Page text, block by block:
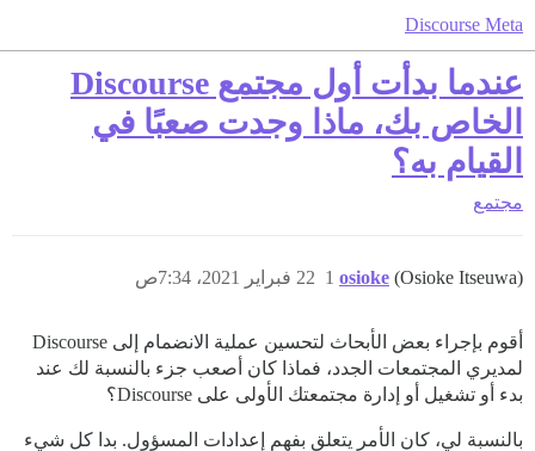
Discourse Meta
عندما بدأت أول مجتمع Discourse
الخاص بك، ماذا وجدت صعبًا في
القيام به؟
مجتمع
osioke (Osioke Itseuwa) 22 فبراير 2021، 7:34ص 1
أقوم بإجراء بعض الأبحاث لتحسين عملية الانضمام إلى Discourse
لمديري المجتمعات الجدد، فماذا كان أصعب جزء بالنسبة لك عند
بدء أو تشغيل أو إدارة مجتمعتك الأولى على Discourse؟
بالنسبة لي، كان الأمر يتعلق بفهم إعدادات المسؤول. بدا كل شيء